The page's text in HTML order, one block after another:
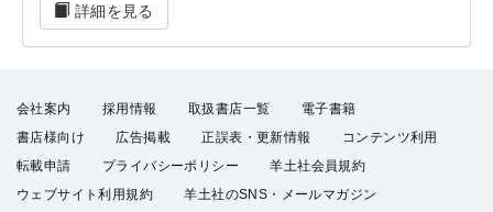
詳細を見る
会社案内 採用情報 取扱書店一覧
電子書籍
書店様向け
広告掲載 正誤表・更新情報
コンテンツ利用
転載申請
プライバシーポリシー
羊土社会員規約
ウェブサイト利用規約
羊土社のSNS・メールマガジン